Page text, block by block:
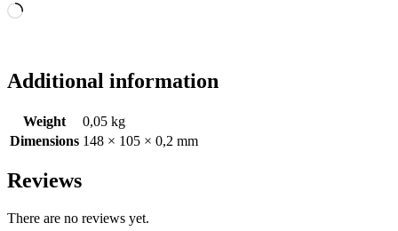
Načítání…
Additional information
Weight
0,05 kg
Dimensions 148 × 105 × 0,2 mm
Reviews
There are no reviews yet.